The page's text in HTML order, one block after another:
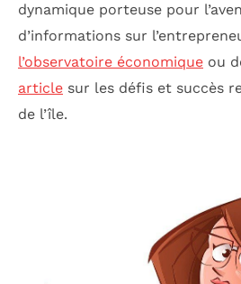
dynamique porteuse pour
d’informations sur
l’observatoire économique ou
article sur les défis et succès
de l’île.